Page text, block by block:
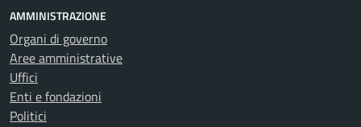
AMMINISTRAZIONE
Organi di governo
Aree amministrative
Uffici
Enti e fondazioni
Politici